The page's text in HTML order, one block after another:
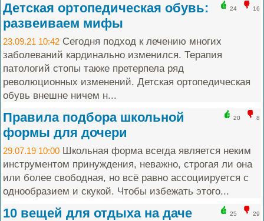
24 16
Детская ортопедическая обувь:
развеиваем мифы
23.09.21 10:42 Сегодня подход к лечению многих
заболеваний кардинально изменился. Терапия
патологий стопы также претерпела ряд
революционных изменений. Детская ортопедическая
обувь внешне ничем н...
20 8
Правила подбора школьной
формы для дочери
29.07.19 10:00 Школьная форма всегда является неким
инструментом принуждения, неважно, строгая ли она
или более свободная, но всё равно ассоциируется с
однообразием и скукой. Чтобы избежать этого...
25 29
10 вещей для отдыха на даче